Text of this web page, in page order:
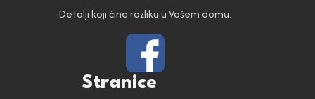
Detalji koji čine razliku u Vašem domu.
Stranice